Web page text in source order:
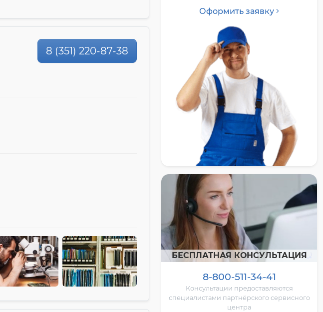
8 (351) 220-87-38
Оформить заявку
БЕСПЛАТНАЯ КОНСУЛЬТАЦИЯ
8-800-511-34-41
Консультации предоставляются
специалистами партнёрского сервисного
центра